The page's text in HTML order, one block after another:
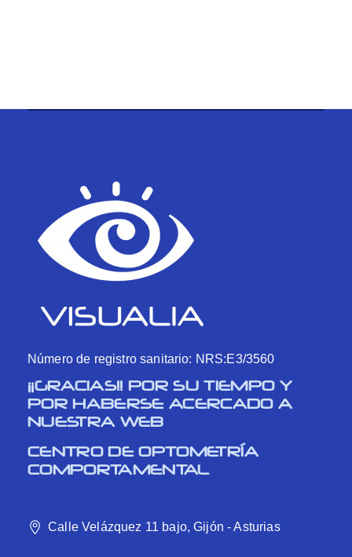
Número de registro sanitario: NRS:E3/3560
¡¡GRACIAS!! POR SU TIEMPO Y
POR HABERSE ACERCADO A
NUESTRA WEB
CENTRO DE OPTOMETRÍA
COMPORTAMENTAL
Calle Velázquez 11 bajo, Gijón - Asturias